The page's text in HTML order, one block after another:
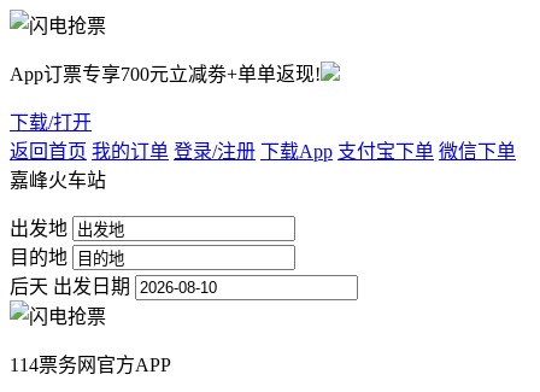
App订票专享700元立减劵+单单返现!
下载/打开
返回首页 我的订单 登录/注册 下载App 支付宝下单 微信下单
嘉峰火车站
出发地
目的地
后天 出发日期
114票务网官方APP